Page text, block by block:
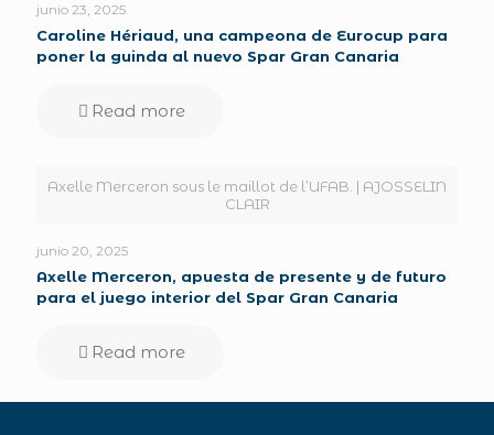
junio 23, 2025
Caroline Hériaud, una campeona de Eurocup para
poner la guinda al nuevo Spar Gran Canaria
Read more
Axelle Merceron sous le maillot de l’UFAB. | AJOSSELIN
CLAIR
junio 20, 2025
Axelle Merceron, apuesta de presente y de futuro
para el juego interior del Spar Gran Canaria
Read more